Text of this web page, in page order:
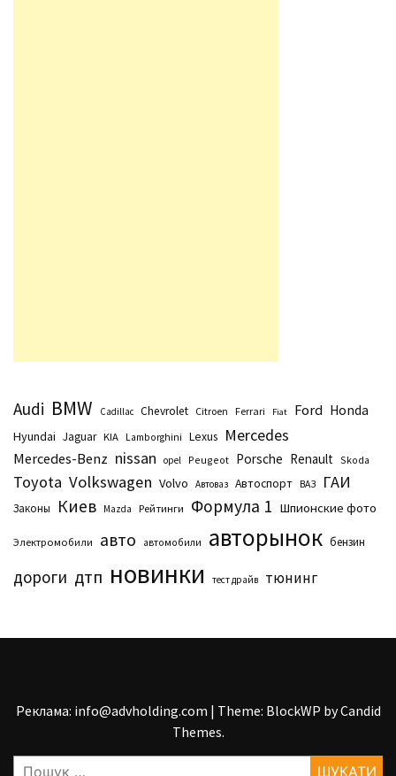
Audi BMW Cadillac Chevrolet Citroen Ferrari Fiat Ford Honda
Hyundai Jaguar KIA Lamborghini Lexus Mercedes
Mercedes-Benz nissan opel Peugeot Porsche Renault Skoda
Toyota Volkswagen Volvo Автоваз Автоспорт ВАЗ ГАИ
Законы Киев Маzda Рейтинги Формула 1 Шпионские фото
Электромобили авто автомобили авторынок бензин
дороги дтп новинки тест драйв тюнинг
Реклама: info@advholding.com | Theme: BlockWP byCandid
Themes.
Пошук: